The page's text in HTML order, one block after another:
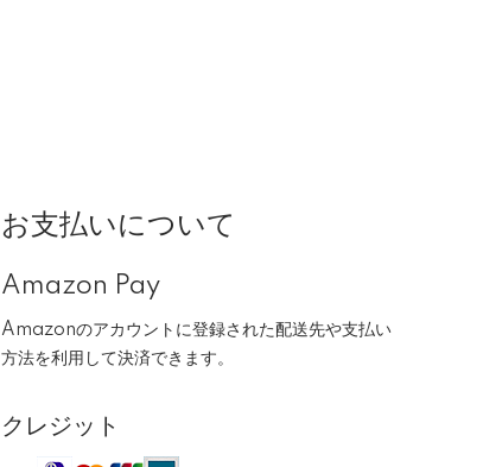
お支払いについて
Amazon Pay
Amazonのアカウントに登録された配送先や支払い
方法を利用して決済できます。
クレジット